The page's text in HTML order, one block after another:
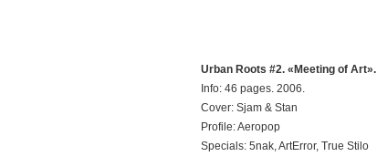
Urban Roots #2. «Meeting of Art».
Info: 46 pages. 2006.
Cover: Sjam & Stan
Profile: Aeropop
Specials: 5nak, ArtError, True Stilo